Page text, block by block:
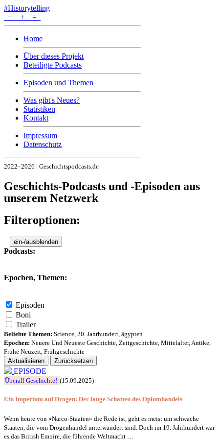
#Historytelling
+
+ =
Home
Über dieses Projekt
Beteiligte Podcasts
Episoden und Themen
Was gibt's Neues?
Statistiken
Kontakt
Impressum
Datenschutz
2022–2026 | Geschichtspodcasts.de
Geschichts-Podcasts und -Episoden aus
unserem Netzwerk
Filteroptionen:
ein-/ausblenden
Podcasts:
Epochen, Themen:
Episoden
Boni
Trailer
Beliebte Themen: Science 20. Jahrhundert ägypten
Epochen: Neuere Und Neueste Geschichte Zeitgeschichte Mittelalter, Antike
Frühe Neuzeit Frühgeschichte
Aktualisieren
Zurücksetzen
EPISODE
Überall Geschichte! (15.09.2025)
Ein Imperium auf Drogen: Der lange Schatten des Opiumhandels
Wenn heute von «Narco-Staaten» die Rede ist, geht es meist um schwache
Staaten, die vom Drogenhandel unterwandert sind. Doch im 19. Jahrhundert war
es das British Empire, die führende Weltmacht …